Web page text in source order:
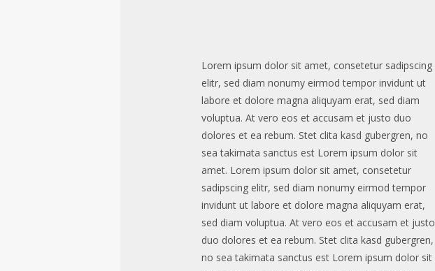
Lorem ipsum dolor sit amet, consetetur sadipscing
elitr, sed diam nonumy eirmod tempor invidunt ut
labore et dolore magna aliquyam erat, sed diam
voluptua. At vero eos et accusam et justo duo
dolores et ea rebum. Stet clita kasd gubergren, no
sea takimata sanctus est Lorem ipsum dolor sit
amet. Lorem ipsum dolor sit amet, consetetur
sadipscing elitr, sed diam nonumy eirmod tempor
invidunt ut labore et dolore magna aliquyam erat,
sed diam voluptua. At vero eos et accusam et justo
duo dolores et ea rebum. Stet clita kasd gubergren,
no sea takimata sanctus est Lorem ipsum dolor sit